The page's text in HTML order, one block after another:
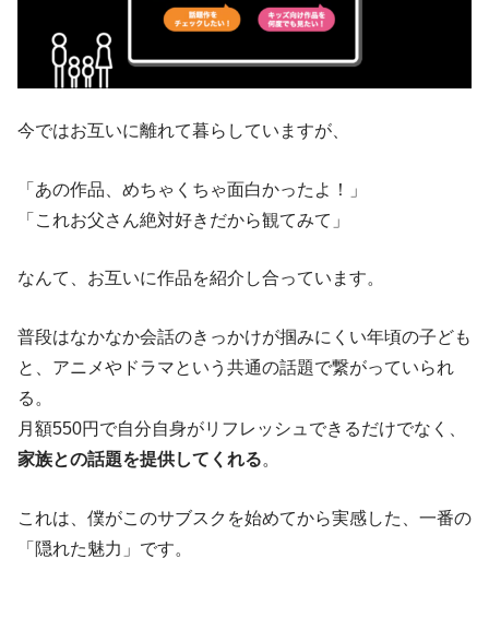
今ではお互いに離れて暮らしていますが、
「あの作品、めちゃくちゃ面白かったよ！」
「これお父さん絶対好きだから観てみて」
なんて、お互いに作品を紹介し合っています。
普段はなかなか会話のきっかけが掴みにくい年頃の子ども
と、アニメやドラマという共通の話題で繋がっていられ
る。
月額550円で自分自身がリフレッシュできるだけでなく、
家族との話題を提供してくれる。
これは、僕がこのサブスクを始めてから実感した、一番の
「隠れた魅力」です。